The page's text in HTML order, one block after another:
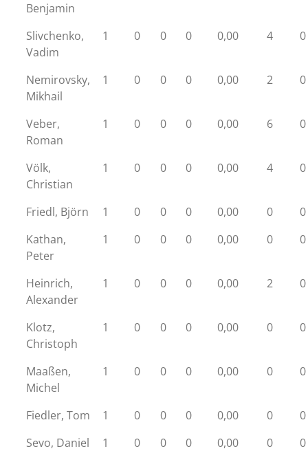
Benjamin
Slivchenko,
Vadim
1 0 0 0 0,00 4 0
Nemirovsky,
Mikhail
1 0 0 0 0,00 2 0
Veber,
Roman
1 0 0 0 0,00 6 0
Völk,
Christian
1 0 0 0 0,00 4 0
Friedl, Björn 1 0 0 0 0,00 0
0
Kathan,
Peter
1 0 0 0 0,00 0 0
Heinrich,
Alexander
1 0 0 0 0,00 2 0
Klotz,
Christoph
1 0 0 0 0,00 0 0
Maaßen,
Michel
1 0 0 0 0,00 0 0
Fiedler, Tom 1 0 0 0 0,00 0
0
Sevo, Daniel
1 0 0 0 0,00 0
0